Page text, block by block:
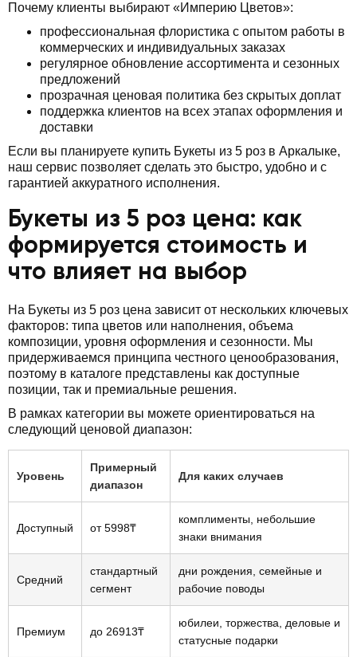
Почему клиенты выбирают «Империю Цветов»:
профессиональная флористика с опытом работы в
коммерческих и индивидуальных заказах
регулярное обновление ассортимента и сезонных
предложений
прозрачная ценовая политика без скрытых доплат
поддержка клиентов на всех этапах оформления и
доставки
Если вы планируете купить Букеты из 5 роз в Аркалыке,
наш сервис позволяет сделать это быстро, удобно и с
гарантией аккуратного исполнения.
Букеты из 5 роз цена: как
формируется стоимость и
что влияет на выбор
На Букеты из 5 роз цена зависит от нескольких ключевых
факторов: типа цветов или наполнения, объема
композиции, уровня оформления и сезонности. Мы
придерживаемся принципа честного ценообразования,
поэтому в каталоге представлены как доступные
позиции, так и премиальные решения.
В рамках категории вы можете ориентироваться на
следующий ценовой диапазон:
Уровень
Примерный
диапазон
Для каких случаев
Доступный от 5998₸
комплименты, небольшие
знаки внимания
Средний
стандартный
сегмент
дни рождения, семейные и
рабочие поводы
Премиум до 26913₸
юбилеи, торжества, деловые и
статусные подарки